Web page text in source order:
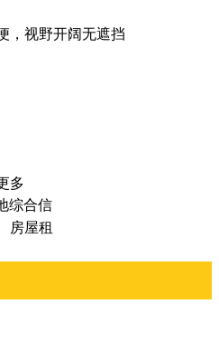
，视野开阔无遮挡
多
综合信
房屋租